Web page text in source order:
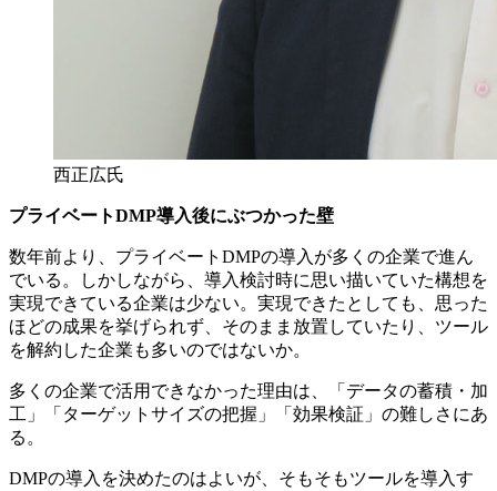
西正広氏
プライベートDMP導入後にぶつかった壁
数年前より、プライベートDMPの導入が多くの企業で進ん
でいる。しかしながら、導入検討時に思い描いていた構想を
実現できている企業は少ない。実現できたとしても、思った
ほどの成果を挙げられず、そのまま放置していたり、ツール
を解約した企業も多いのではないか。
多くの企業で活用できなかった理由は、「データの蓄積・加
工」「ターゲットサイズの把握」「効果検証」の難しさにあ
る。
DMPの導入を決めたのはよいが、そもそもツールを導入す